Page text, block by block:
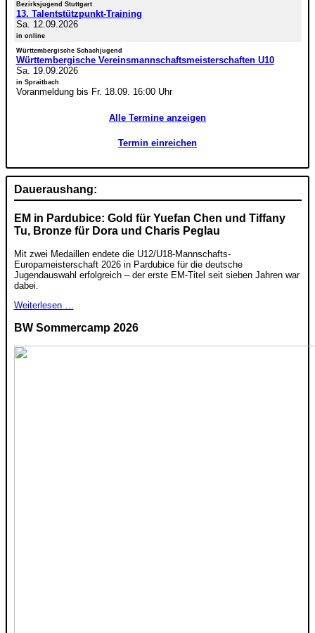
Bezirksjugend Stuttgart
13. Talentstützpunkt-Training
Sa. 12.09.2026
in online
Württembergische Schachjugend
Württembergische Vereinsmannschaftsmeisterschaften U10
Sa. 19.09.2026
in Spraitbach
Voranmeldung bis Fr. 18.09. 16:00 Uhr
Alle Termine anzeigen
Termin einreichen
Daueraushang:
EM in Pardubice: Gold für Yuefan Chen und Tiffany
Tu, Bronze für Dora und Charis Peglau
Mit zwei Medaillen endete die U12/U18-Mannschafts-
Europameisterschaft 2026 in Pardubice für die deutsche
Jugendauswahl erfolgreich – der erste EM-Titel seit sieben Jahren war
dabei.
Weiterlesen …
BW Sommercamp 2026